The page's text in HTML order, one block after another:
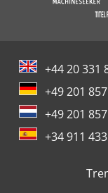
+44 20 331
+49 201
+49 201
+34 911